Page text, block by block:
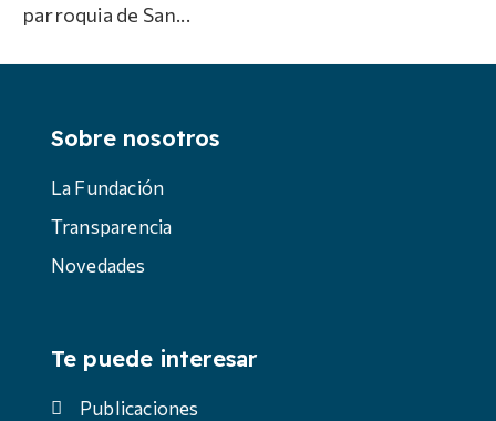
parroquia de San...
Sobre nosotros
La Fundación
Transparencia
Novedades
Te puede interesar
Publicaciones